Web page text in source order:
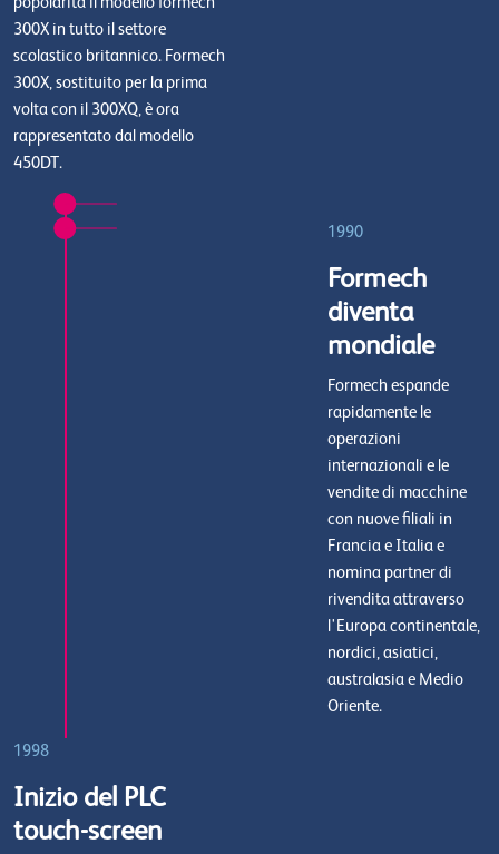
300X in tutto il settore
scolastico britannico. Formech
300X, sostituito per la prima
volta con il 300XQ, è ora
rappresentato dal modello
450DT.
1990
Formech
diventa
mondiale
Formech espande
rapidamente le
operazioni
internazionali e le
vendite di macchine
con nuove filiali in
Francia e Italia e
nomina partner di
rivendita attraverso
l'Europa continentale,
nordici, asiatici,
australasia e Medio
Oriente.
1998
Inizio del PLC
touch-screen